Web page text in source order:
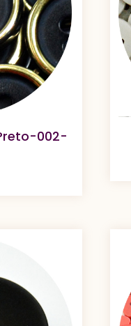
002-